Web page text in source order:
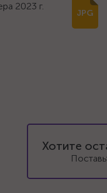
2023 г.
Хотите